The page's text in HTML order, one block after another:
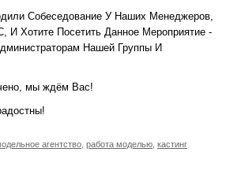
Собеседование У Наших Менеджеров,
Посетить Данное Мероприятие -
Нашей Группы И
мы ждём Вас!
агентство работа моделью кастинг